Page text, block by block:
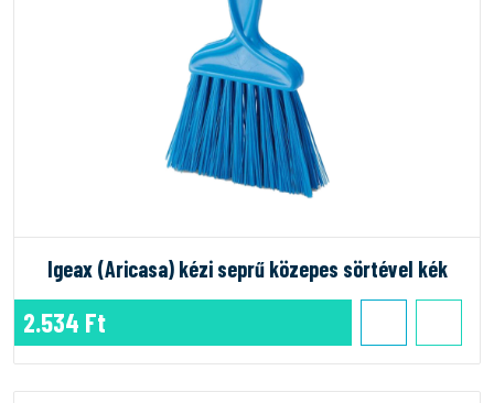
Igeax (Aricasa) kézi seprű közepes sörtével kék
2.534 Ft